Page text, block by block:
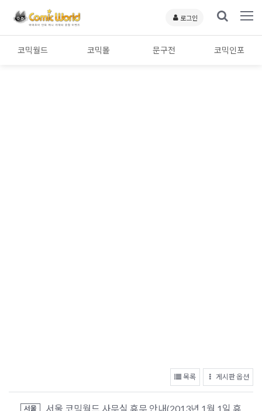
로그인
코믹월드 코믹몰 문구전 코믹인포
목록 게시판 옵션
서울
서울 코믹월드 사무실 휴무 안내(2013년 1월 1일 휴